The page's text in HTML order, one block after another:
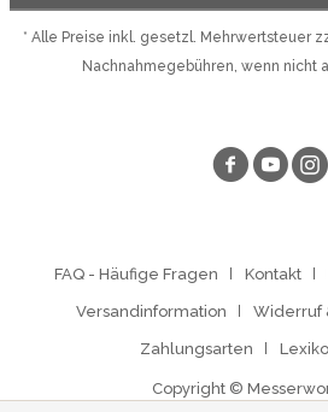
* Alle Preise inkl. gesetzl. Mehrwertsteuer
Nachnahmegebühren, wenn nicht
FAQ - Häufige Fragen Kontakt
Versandinformation Widerruf
Zahlungsarten
Copyright ©